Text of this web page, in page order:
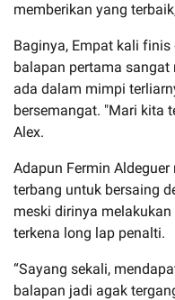
memberikan yang
Baginya, Empat kali
balapan pertama
ada dalam mimpi
bersemangat. "Mari kita
Alex.
Adapun Fermin
terbang untuk bersaing
meski dirinya
terkena long lap penalti.
“Sayang sekali,
balapan jadi agak